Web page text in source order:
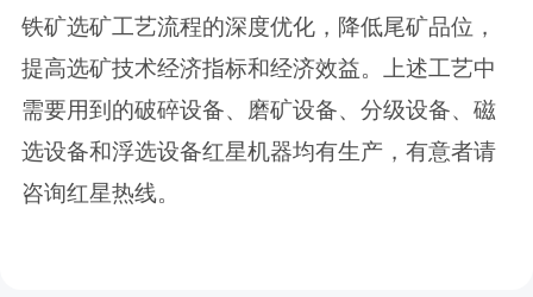
铁矿选矿工艺流程的深度优化，降低尾矿品位，
提高选矿技术经济指标和经济效益。上述工艺中
需要用到的破碎设备、磨矿设备、分级设备、磁
选设备和浮选设备红星机器均有生产，有意者请
咨询红星热线。